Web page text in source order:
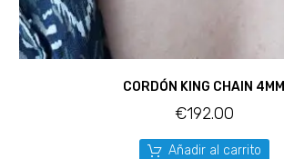
CORDÓN KING CHAIN 4MM
€192.00
Añadir al carrito